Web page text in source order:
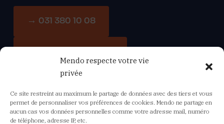
Mendo respecte votre vie
privée
Ce site restreint au maximum le partage de données avec des tiers et vous
permet de personnaliser vos préférences de cookies. Mendo ne partage en
aucun cas vos données personnelles comme votre adresse mail, numéro
de téléphone, adresse IP, etc.
→ 031 380 10 08
Navigation